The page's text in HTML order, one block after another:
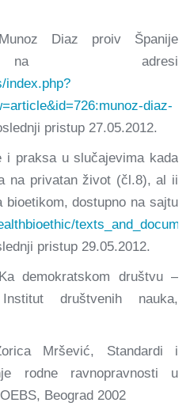
Diaz proiv Španije
na adresi
index.php?
diaz-
pristup 27.05.2012.
i praksa u slučajevima kada
na privatan život (čl.8), al ii
dostupno na sajtu
pristup 29.05.2012.
demokratskom društvu –
društvenih nauka,
Mršević, Standardi i
rodne ravnopravnosti u
Beograd 2002